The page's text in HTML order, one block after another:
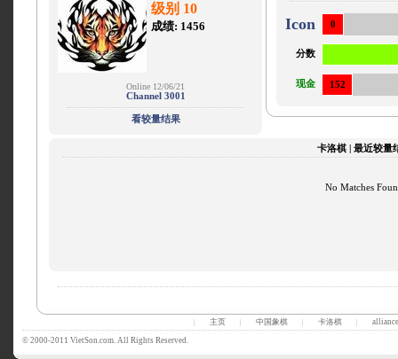
级别 10
成绩: 1456
Online 12/06/21
Channel 3001
看较量结果
Icon 0
分数
现金 152
卡洛棋 | 最近较量
No Matches
主页 中国象棋 卡洛棋
© 2000-2011 VietSon.com. All Rights Reserved.